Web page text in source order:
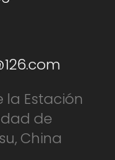
la Estación
de
China